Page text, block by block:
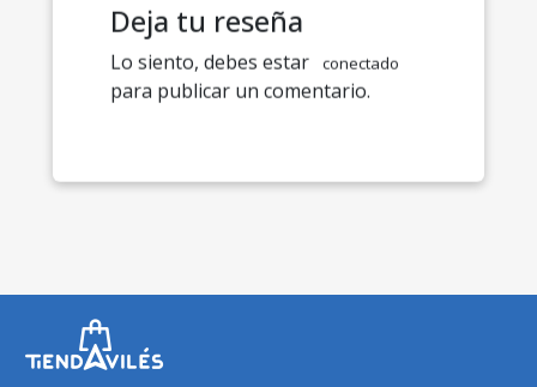
Deja tu reseña
Lo siento, debes estar conectado
para publicar un comentario.